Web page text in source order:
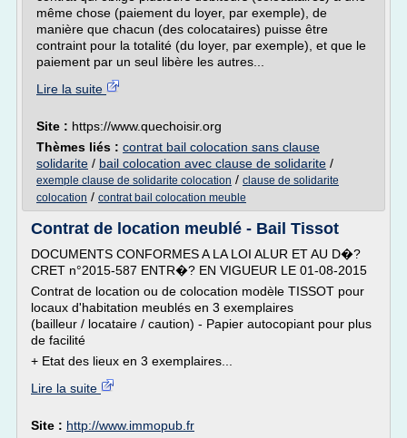
même chose (paiement du loyer, par exemple), de
manière que chacun (des colocataires) puisse être
contraint pour la totalité (du loyer, par exemple), et que le
paiement par un seul libère les autres...
Lire la suite
Site : https://www.quechoisir.org
Thèmes liés : contrat bail colocation sans clause
solidarite / bail colocation avec clause de solidarite /
exemple clause de solidarite colocation / clause de solidarite
colocation / contrat bail colocation meuble
Contrat de location meublé - Bail Tissot
DOCUMENTS CONFORMES A LA LOI ALUR ET AU D�?
CRET n°2015-587 ENTR�? EN VIGUEUR LE 01-08-2015
Contrat de location ou de colocation modèle TISSOT pour
locaux d'habitation meublés en 3 exemplaires
(bailleur / locataire / caution) - Papier autocopiant pour plus
de facilité
+ Etat des lieux en 3 exemplaires...
Lire la suite
Site : http://www.immopub.fr